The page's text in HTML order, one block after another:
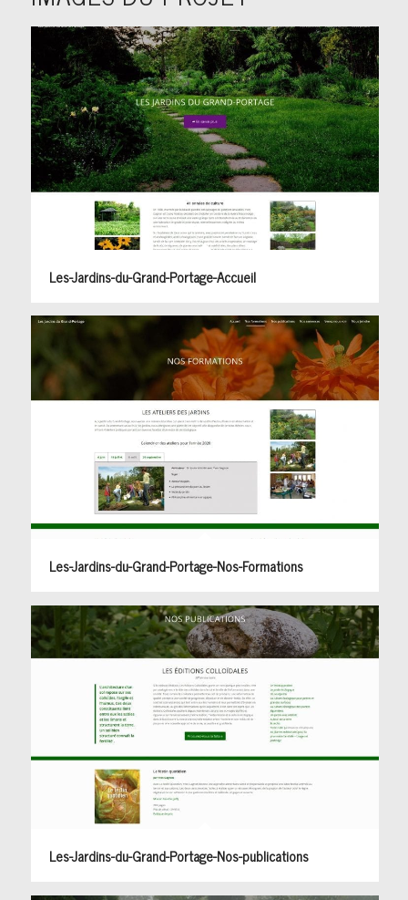
Les-Jardins-du-Grand-Portage-Accueil
Les-Jardins-du-Grand-Portage-Nos-Formations
Les-Jardins-du-Grand-Portage-Nos-publications